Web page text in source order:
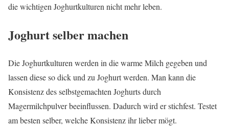
die wichtigen Joghurtkulturen nicht mehr leben.
Joghurt selber machen
Die Joghurtkulturen werden in die warme Milch gegeben und
lassen diese so dick und zu Joghurt werden. Man kann die
Konsistenz des selbstgemachten Joghurts durch
Magermilchpulver beeinflussen. Dadurch wird er stichfest. Testet
am besten selber, welche Konsistenz ihr lieber mögt.